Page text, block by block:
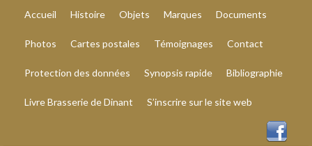
Accueil Histoire Objets Marques Documents
Photos Cartes postales Témoignages Contact
Protection des données Synopsis rapide Bibliographie
Livre Brasserie de Dinant S’inscrire sur le site web